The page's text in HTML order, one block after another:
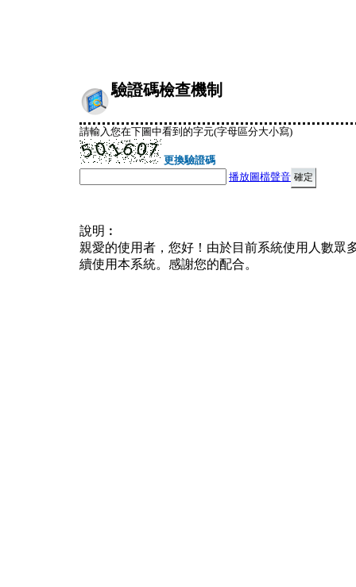
驗證碼檢查機制
請輸入您在下圖中看到的字元(字母區分大小寫)
更換驗證碼
播放圖檔聲音
說明︰
親愛的使用者，您好！由於目前系統使用人數眾
續使用本系統。感謝您的配合。